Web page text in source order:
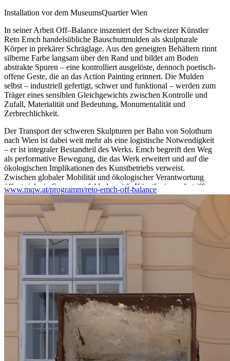
Installation vor dem MuseumsQuartier Wien
In seiner Arbeit Off–Balance inszeniert der Schweizer Künstler
Reto Emch handelsübliche Bauschuttmulden als skulpturale
Körper in prekärer Schräglage. Aus den geneigten Behältern rinnt
silberne Farbe langsam über den Rand und bildet am Boden
abstrakte Spuren – eine kontrolliert ausgelöste, dennoch poetisch-
offene Geste, die an das Action Painting erinnert. Die Mulden
selbst – industriell gefertigt, schwer und funktional – werden zum
Träger eines sensiblen Gleichgewichts zwischen Kontrolle und
Zufall, Materialität und Bedeutung, Monumentalität und
Zerbrechlichkeit.
Der Transport der schweren Skulpturen per Bahn von Solothurn
nach Wien ist dabei weit mehr als eine logistische Notwendigkeit
– er ist integraler Bestandteil des Werks. Emch begreift den Weg
als performative Bewegung, die das Werk erweitert und auf die
ökologischen Implikationen des Kunstbetriebs verweist.
Zwischen globaler Mobilität und ökologischer Verantwortung
öffnet sich ein Spannungsfeld, das viele Künstler:innen betrifft –
Off–Balance macht dieses Dilemma sichtbar.
Die gewählte Farbe Silber verstärkt die industrielle Anmutung der
Arbeit, reflektiert Licht, Oberfläche, Wert. Gleichzeitig irritiert sie
– wie die labile Stellung der Mulden – unsere Wahrnehmung und
fordert zur Reflexion heraus: Was bedeutet es, wenn etwas aus
dem Lot gerät? Im urbanen Kontext des MQ-Vorplatzes wird
Off–Balance zur Intervention im öffentlichen Raum, zum Ort für
eine poetische Verschiebung, die gesellschaftliche, ökologische
und künstlerische Fragen ineinanderfließen lässt.
Kuratiert von Verena Kaspar-Eisert
In Kooperation mit dem FUTURAMA°LAB
Projektunterstützer:innen: SOkultur Swisslos-Fonds des Kantons
Solothurn, Däster-Schild Stiftung, Studer & Staub Metallbau,
Neuenschwander AG, Schweizerische Botschaft in Österreich
www.mqw.at/programm/reto-emch-off-balance